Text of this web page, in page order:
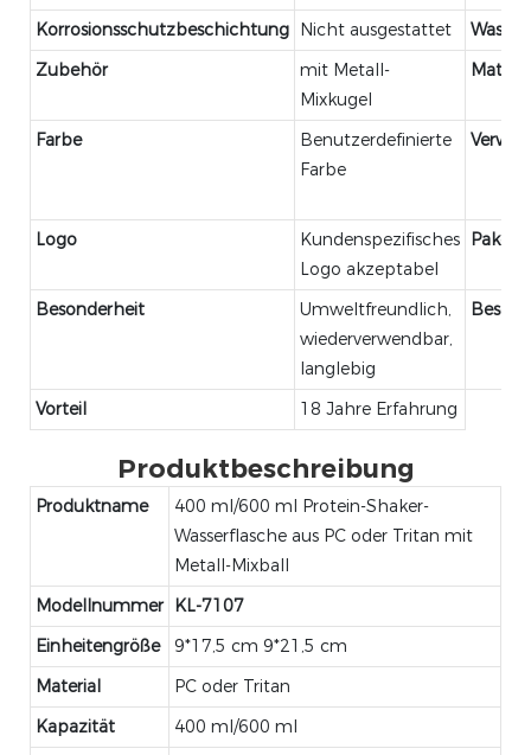
Korrosionsschutzbeschichtung Nicht ausgestattet
Zubehör
mit Metall-
Mixkugel
Farbe
Benutzerdefinierte
Farbe
Logo
Kundenspezifisches
Logo akzeptabel
Paket
Besonderheit
Umweltfreundlich,
wiederverwendbar,
langlebig
Vorteil 18 Jahre Erfahrung
Produktbeschreibung
Produktname
400 ml/600 ml Protein-Shaker-
Wasserflasche aus PC oder Tritan mit
Metall-Mixball
Modellnummer
KL-7107
Einheitengröße
9*17,5 cm 9*21,5 cm
Material
PC oder Tritan
Kapazität
400 ml/600 ml